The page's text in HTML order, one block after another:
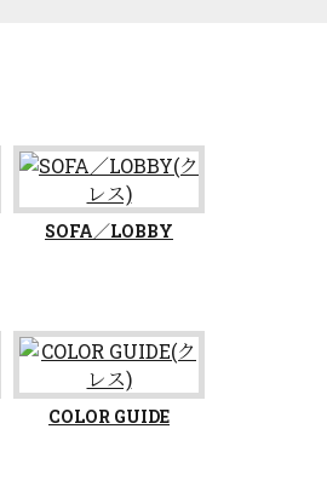
SOFA／LOBBY
COLOR GUIDE